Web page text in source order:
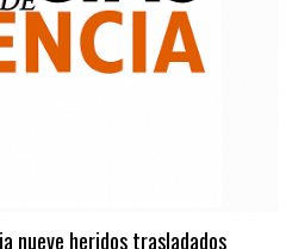
nueve heridos trasladados